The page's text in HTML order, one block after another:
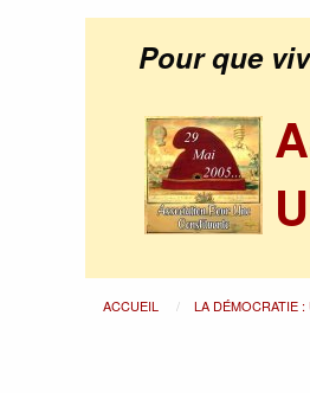
Pour que
ACCUEIL LA DÉMOCRATIE :